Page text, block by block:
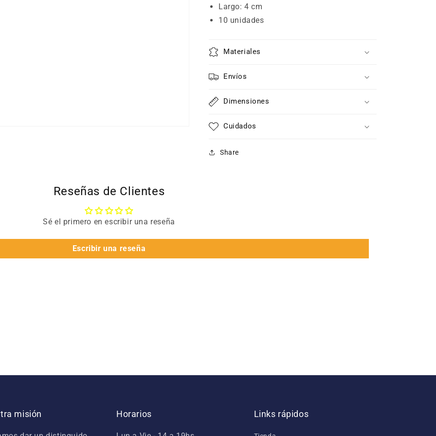
Largo: 4 cm
10 unidades
Materiales
Envíos
Dimensiones
Cuidados
Share
Reseñas de Clientes
Sé el primero en escribir una reseña
Escribir una reseña
misión Horarios Links rápidos